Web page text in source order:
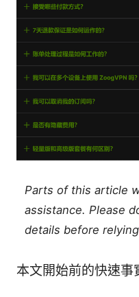
Parts of this article
assistance. Please
details before
本文開始前的快速事